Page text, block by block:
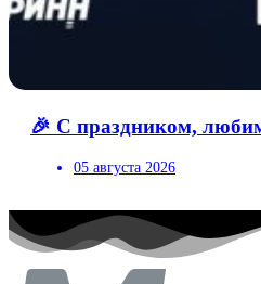
🎉 С праздником,
05 августа 2026